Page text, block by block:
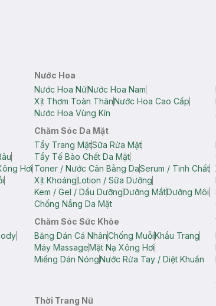
Nước Hoa
Nước Hoa NữNước Hoa Nam
Xịt Thơm Toàn ThânNước Hoa Cao Cấp
Nước Hoa Vùng Kín
Hơi
Chăm Sóc Da Mặt
Tẩy Trang MặtSữa Rửa Mặt
Tẩy Tế Bào Chết Da Mặt
Toner / Nước Cân Bằng DaSerum / Tinh Chất
Xịt KhoángLotion / Sữa Dưỡng
Kem / Gel / Dầu DưỡngDưỡng MắtDưỡng Môi
Chống Nắng Da Mặt
Chăm Sóc Sức Khỏe
Băng Dán Cá NhânChống MuỗiKhẩu Trang
Máy MassageMặt Nạ Xông Hơi
Miếng Dán NóngNước Rửa Tay / Diệt Khuẩn
Thời Trang Nữ